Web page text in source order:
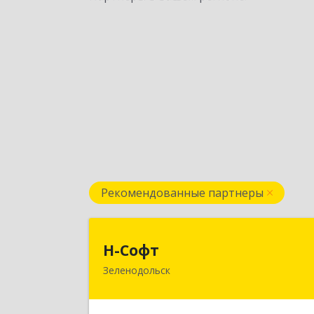
Рекомендованные партнеры
Н-Софт
Зеленодольск
422521, Татарстан Респ (Татарстан),